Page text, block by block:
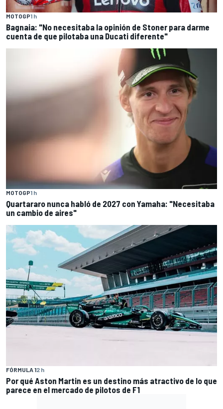
MOTOGP1 h
Bagnaia: "No necesitaba la opinión de Stoner para darme
cuenta de que pilotaba una Ducati diferente"
MOTOGP1 h
Quartararo nunca habló de 2027 con Yamaha: "Necesitaba
un cambio de aires"
FÓRMULA 12 h
Por qué Aston Martin es un destino más atractivo de lo que
parece en el mercado de pilotos de F1